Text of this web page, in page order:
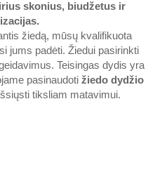
skonius, biudžetus ir
žiedą, mūsų kvalifikuota
jums padėti. Žiedui pasirinkti
Teisingas dydis yra
pasinaudoti žiedo dydžio
tiksliam matavimui.